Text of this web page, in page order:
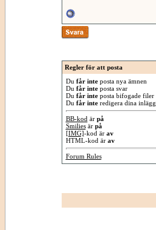
Regler för att posta
Du får inteposta nya ämnen
Du får inteposta svar
Du får inteposta bifogade filer
Du får interedigera dina inlägg
BB-kod är på
Smiliesär på
[IMG]-kod är av
HTML-kod är av
Forum Rules